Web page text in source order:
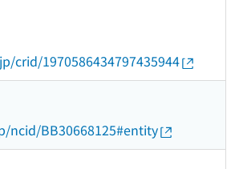
crid/1970586434797435944
ncid/BB30668125#entity